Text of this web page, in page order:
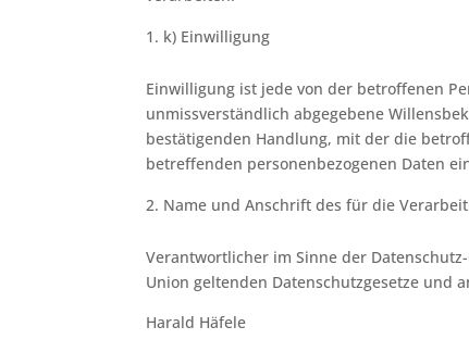
k) Einwilligung
Einwilligung ist jede von der betroffenen
unmissverständlich abgegebene
bestätigenden Handlung, mit der die
betreffenden personenbezogenen Daten
Name und Anschrift des für die
Verantwortlicher im Sinne der
Union geltenden Datenschutzgesetze und
Harald Häfele